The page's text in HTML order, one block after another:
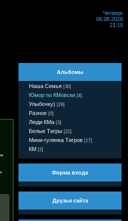
Четверг
06.08.2026
21:15
Альбомы
Наша Семья [30]
Юмор по КМовски [4]
Улыбочку) [29]
Разное [0]
Люди КМа [3]
Белые Тигры [21]
Мини-гулянка Тигров [17]
КМ [2]
Форма входа
Друзья сайта